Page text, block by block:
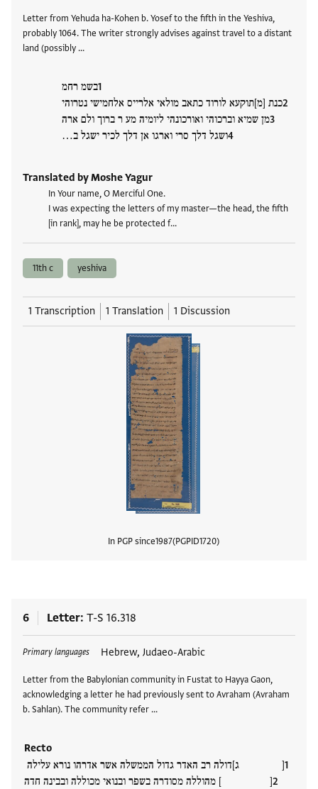
Letter from Yehuda ha-Kohen b. Yosef to the fifth in the Yeshiva,
probably 1064. The writer strongly advises against travel to a distant
land (possibly …
בשמ רחמ
כנת [מ]תוקעא לורוד כתאב מולאי אלרייס אלחמישי נטרוהי
מן שמיא וברכוהי ואורכונהי ליומיה מע ר ברוך ולם ארה
ושגל דלך סרי וארגו אן דלך לכיר ישגל ב…
Translated by Moshe Yagur
In Your name, O Merciful One.
I was expecting the letters of my master—the head, the fifth
[in rank], may he be protected f…
11th c yeshiva
1 Transcription 1 Translation 1 Discussion
In PGP since1987 PGPID1720
6 Letter T-S 16.318
Primary languages Hebrew, Judaeo-Arabic
Letter from the Babylonian community in Fustat to Hayya Gaon,
acknowledging a letter he had previously sent to Avraham (Avraham
b. Sahlan). The community refer …
Recto
[ ג]דולה רב האדר גדול הממשלה אשר אדרהו נורא עלילה
[ ] מהוללה מסודרה בשפר ובנואי מכוללה ובבינה חדה
Tags